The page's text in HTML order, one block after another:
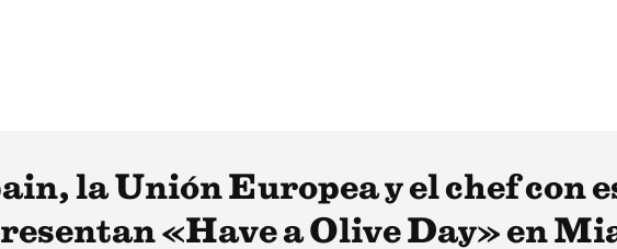
la Unión Europea y el chef con
«Have a Olive Day» en